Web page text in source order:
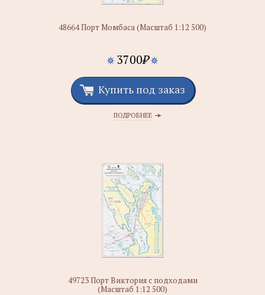
48664 Порт Момбаса (Масштаб 1:12 500)
3700₽
Купить под заказ
ПОДРОБНЕЕ
49723 Порт Виктория с подходами
(Масштаб 1:12 500)